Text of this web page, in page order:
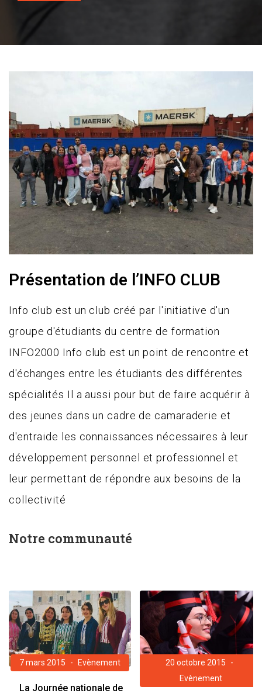
Présentation de l’INFO CLUB
Info club est un club créé par l'initiative d'un
groupe d'étudiants du centre de formation
INFO2000 Info club est un point de rencontre et
d'échanges entre les étudiants des différentes
spécialités Il a aussi pour but de faire acquérir à
des jeunes dans un cadre de camaraderie et
d'entraide les connaissances nécessaires à leur
développement personnel et professionnel et
leur permettant de répondre aux besoins de la
collectivité
Notre communauté
7 mars 2015 Evènement
La Journée nationale de
20 octobre 2015
Evènement